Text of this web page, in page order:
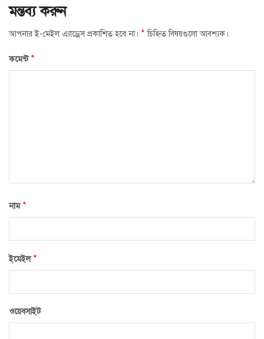
মন্তব্য করুন
আপনার ই-মেইল এ্যাড্রেস প্রকাশিত হবে না। * চিহ্নিত বিষয়গুলো আবশ্যক।
কমেন্ট*
নাম*
ইমেইল*
ওয়েবসাইট